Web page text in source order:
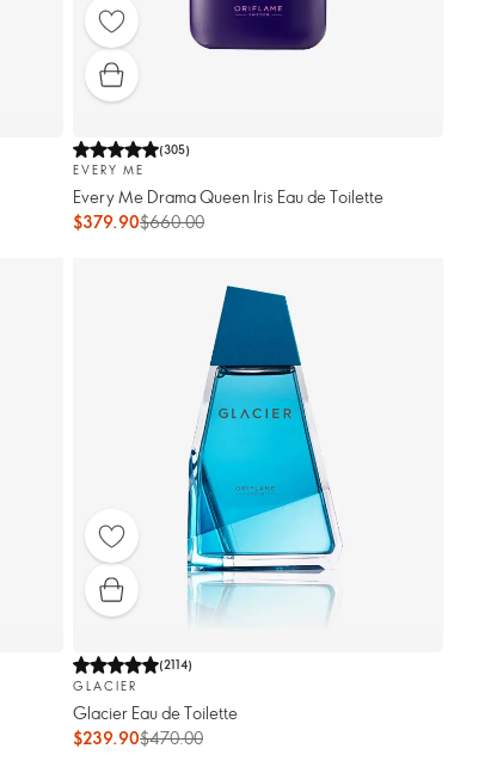
(305)
EVERY ME
Every Me Drama Queen Iris Eau de Toilette
$379.90$660.00
(2114)
GLACIER
Glacier Eau de Toilette
$239.90$470.00